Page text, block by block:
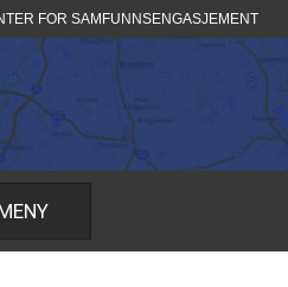
FOR SAMFUNNSENGASJEMENT